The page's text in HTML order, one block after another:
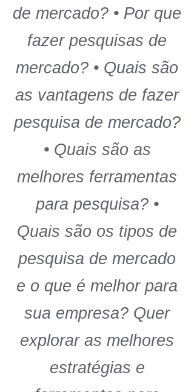
de mercado? • Por que
fazer pesquisas de
mercado? • Quais são
as vantagens de fazer
pesquisa de mercado?
• Quais são as
melhores ferramentas
para pesquisa? •
Quais são os tipos de
pesquisa de mercado
e o que é melhor para
sua empresa? Quer
explorar as melhores
estratégias e